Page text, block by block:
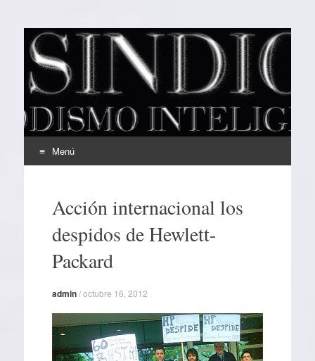
EL SINDICAL
Periodismo Inteligente
Menú
contenidoAcción internacional los
despidos de Hewlett-
Packard
admin/octubre 16, 2012